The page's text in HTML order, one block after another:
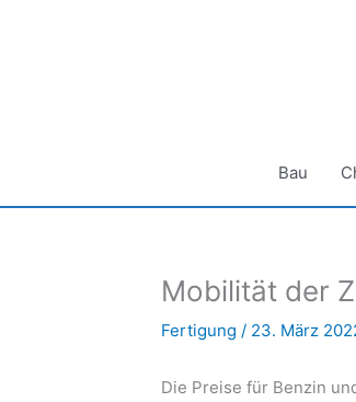
Bau
Mobilität der
Fertigung / 23. März
Die Preise für Benzin